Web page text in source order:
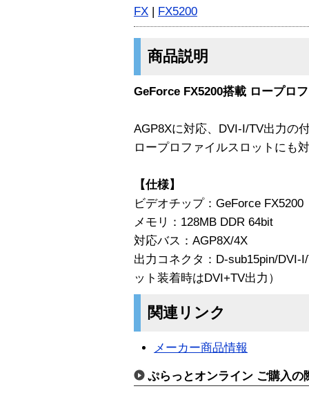
FX | FX5200
商品説明
GeForce FX5200搭載 ロープロ
AGP8Xに対応、DVI-I/TV出力の
ロープロファイルスロットにも
【仕様】
ビデオチップ：GeForce FX5200
メモリ：128MB DDR 64bit
対応バス：AGP8X/4X
出力コネクタ：D-sub15pin/DVI-
ット装着時はDVI+TV出力）
関連リンク
メーカー商品情報
ぷらっとオンライン ご購入の